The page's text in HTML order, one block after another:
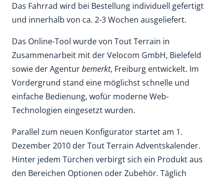
Das Fahrrad wird bei Bestellung individuell gefertigt
und innerhalb von ca. 2-3 Wochen ausgeliefert.
Das Online-Tool wurde von Tout Terrain in
Zusammenarbeit mit der Velocom GmbH, Bielefeld
sowie der Agenturbemerkt, Freiburg entwickelt. Im
Vordergrund stand eine möglichst schnelle und
einfache Bedienung, wofür moderne Web-
Technologien eingesetzt wurden.
Parallel zum neuen Konfigurator startet am 1.
Dezember 2010 der Tout Terrain Adventskalender.
Hinter jedem Türchen verbirgt sich ein Produkt aus
den Bereichen Optionen oder Zubehör. Täglich